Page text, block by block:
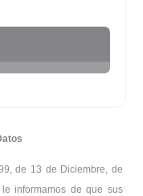
de 13 de Diciembre, de
informamos de que sus